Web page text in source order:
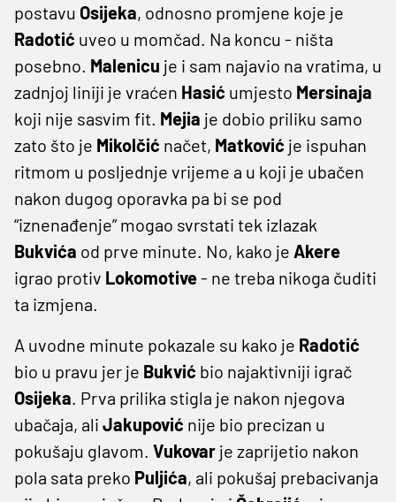
postavu Osijeka, odnosno promjene koje je
Radotić uveo u momčad. Na koncu - ništa
posebno. Malenicu je i sam najavio na vratima, u
zadnjoj liniji je vraćen Hasić umjesto Mersinaja
koji nije sasvim fit. Mejia je dobio priliku samo
zato što je Mikolčić načet, Matković je ispuhan
ritmom u posljednje vrijeme a u koji je ubačen
nakon dugog oporavka pa bi se pod
“iznenađenje” mogao svrstati tek izlazak
Bukvića od prve minute. No, kako je Akere
igrao protiv Lokomotive- ne treba nikoga čuditi
ta izmjena.
A uvodne minute pokazale su kako je Radotić
bio u pravu jer je Bukvić bio najaktivniji igrač
Osijeka. Prva prilika stigla je nakon njegova
ubačaja, ali Jakupović nije bio precizan u
pokušaju glavom. Vukovar je zaprijetio nakon
pola sata preko Puljića, ali pokušaj prebacivanja